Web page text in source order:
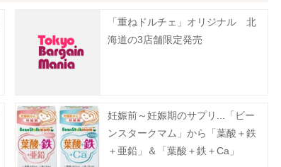
「重ねドルチェ」オリジナル 北
海道の3店舗限定発売
妊娠前～妊娠期のサプリ...「ビー
ンスタークマム」から「葉酸＋鉄
＋亜鉛」＆「葉酸＋鉄＋Ca」